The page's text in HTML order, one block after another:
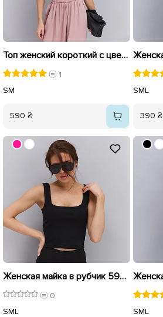
Топ женский короткий с цветами 595751 Молочный
1
SM
590 ₴
SML
390 ₴
Женская майка в рубчик 595746 Черная
0
SML
SML